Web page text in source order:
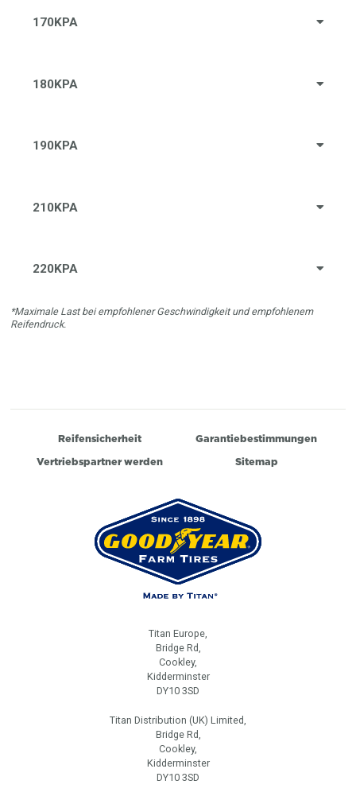
170KPA
180KPA
190KPA
210KPA
220KPA
*Maximale Last bei empfohlener Geschwindigkeit und empfohlenem
Reifendruck.
Reifensicherheit
Garantiebestimmungen
Vertriebspartner werden
Sitemap
Titan Europe,
Bridge Rd,
Cookley,
Kidderminster
DY10 3SD
Titan Distribution (UK) Limited,
Bridge Rd,
Cookley,
Kidderminster
DY10 3SD